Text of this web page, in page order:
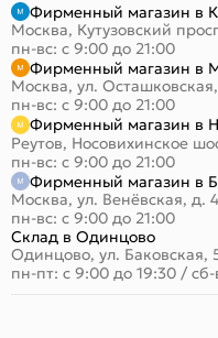
Фирменный магазин в
Москва, Кутузовский
пн-вс: с 9:00 до 21:00
Фирменный магазин в
Москва, ул.
пн-вс: с 9:00 до 21:00
Фирменный магазин в
Реутов, Носовихинское
пн-вс: с 9:00 до 21:00
Фирменный магазин в
Москва, ул. Венёвская, д. 4
пн-вс: с 9:00 до 21:00
Склад в Одинцово
Одинцово, ул. Баковская,
пн-пт: с 9:00 до 19:30 /